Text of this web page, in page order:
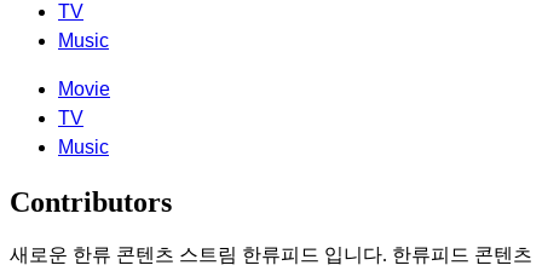
TV
Music
Movie
TV
Music
Contributors
새로운 한류 콘텐츠 스트림 한류피드 입니다. 한류피드 콘텐츠